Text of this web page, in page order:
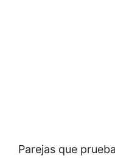
Parejas que